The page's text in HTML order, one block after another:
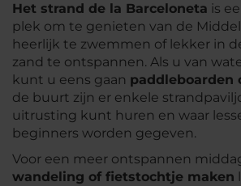
Het strand de la Barceloneta is
plek om te genieten van de
heerlijk te zwemmen of lekker in
zand te ontspannen. Als u van
kunt u eens gaan paddleboarden
de buurt zijn er enkele
uitrusting kunt huren en waar
beginners worden gegeven.
Voor een meer ontspannen
wandeling of fietstochtje maken